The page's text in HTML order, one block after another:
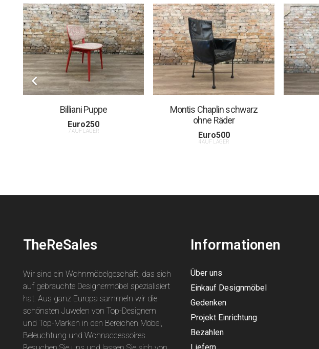
Billiani Puppe
Euro250
7 AUF LAGER
Montis Chaplin schwarz
ohne Räder
Euro500
4 AUF LAGER
TheReSales
Wir sind ein Wohnmöbelgeschäft, das sich
auf gebrauchte Designermöbel spezialisiert
hat. Aus ganz Europa sammeln wir die
schönsten Juwelen von Top-Designern
und Top-Marken in den Bereichen Möbel,
Beleuchtung und Wohnaccessoires.
Informationen
Über uns
Einkauf Designmöbel
Gedenken
Projekt Einrichtung
Bezahlen